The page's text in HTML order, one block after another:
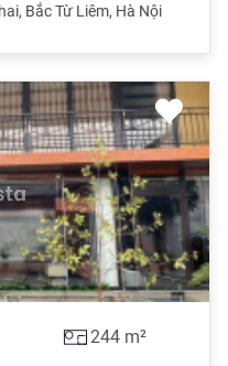
, Bắc Từ Liêm, Hà Nội
244 m²